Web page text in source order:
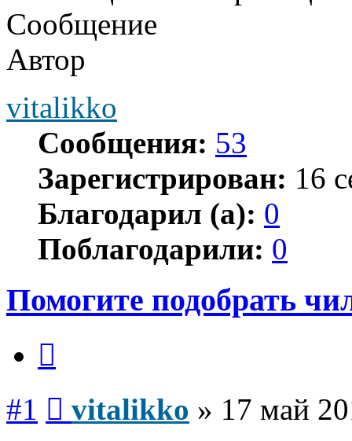
Сообщение
Автор
vitalikko
Сообщения: 53
Зарегистрирован: 16
Благодарил (а): 0
Поблагодарили: 0
Помогите подобрать
#1 vitalikko » 17 май